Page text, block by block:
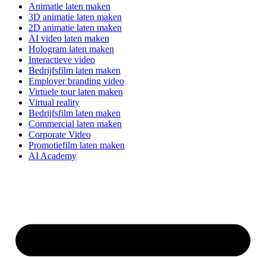
Animatie laten maken
3D animatie laten maken
2D animatie laten maken
AI video laten maken
Hologram laten maken
Interactieve video
Bedrijfsfilm laten maken
Employer branding video
Virtuele tour laten maken
Virtual reality
Bedrijfsfilm laten maken
Commercial laten maken
Corporate Video
Promotiefilm laten maken
AI Academy